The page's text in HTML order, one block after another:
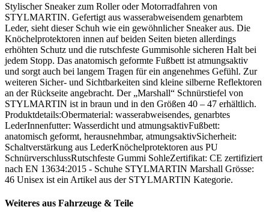
Stylischer Sneaker zum Roller oder Motorradfahren von
STYLMARTIN. Gefertigt aus wasserabweisendem genarbtem
Leder, sieht dieser Schuh wie ein gewöhnlicher Sneaker aus. Die
Knöchelprotektoren innen auf beiden Seiten bieten allerdings
erhöhten Schutz und die rutschfeste Gummisohle sicheren Halt bei
jedem Stopp. Das anatomisch geformte Fußbett ist atmungsaktiv
und sorgt auch bei langem Tragen für ein angenehmes Gefühl. Zur
weiteren Sicher- und Sichtbarkeiten sind kleine silberne Reflektoren
an der Rückseite angebracht. Der „Marshall“ Schnürstiefel von
STYLMARTIN ist in braun und in den Größen 40 – 47 erhältlich.
Produktdetails:Obermaterial: wasserabweisendes, genarbtes
LederInnenfutter: Wasserdicht und atmungsaktivFußbett:
anatomisch geformt, herausnehmbar, atmungsaktivSicherheit:
Schaltverstärkung aus LederKnöchelprotektoren aus PU
SchnürverschlussRutschfeste Gummi SohleZertifikat: CE zertifiziert
nach EN 13634:2015 - Schuhe STYLMARTIN Marshall Grösse:
46 Unisex ist ein Artikel aus der STYLMARTIN Kategorie.
Weiteres aus Fahrzeuge & Teile